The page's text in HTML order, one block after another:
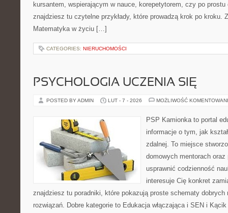
kursantem, wspierającym w nauce, korepetytorem, czy po prostu
znajdziesz tu czytelne przykłady, które prowadzą krok po kroku.
Matematyka w życiu […]
CATEGORIES: NIERUCHOMOŚCI
PSYCHOLOGIA UCZENIA SIĘ
POSTED BY ADMIN LUT - 7 - 2026 MOŻLIWOŚĆ
PSP Kamionka to portal
informacje o tym, jak
zdalnej. To miejsce
domowych mentorach
usprawnić codzienność
interesuje Cię konkret
znajdziesz tu poradniki, które pokazują proste schematy dobrych
rozwiązań. Dobre kategorie to Edukacja włączająca i SEN i